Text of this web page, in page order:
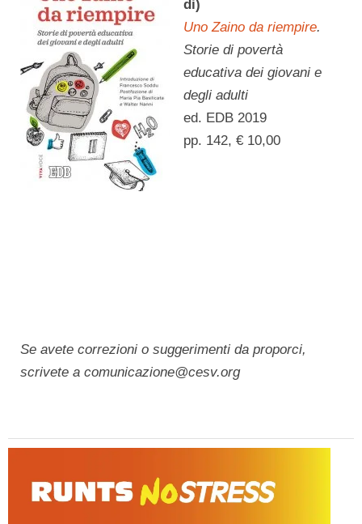
di)
Uno Zaino da riempire.
Storie di povertà
educativa dei giovani e
degli adulti
ed. EDB 2019
pp. 142, € 10,00
Se avete correzioni o suggerimenti da proporci,
scrivete a comunicazione@cesv.org